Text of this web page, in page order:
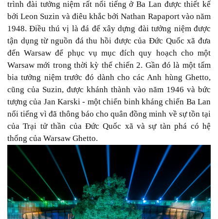
trình đài tưởng niệm rất nổi tiếng ở Ba Lan được thiết kế
bởi Leon Suzin và điêu khắc bởi Nathan Rapaport vào năm
1948. Điều thú vị là đá để xây dựng đài tưởng niệm được
tận dụng từ nguồn đá thu hồi được của Đức Quốc xã đưa
đến Warsaw để phục vụ mục đích quy hoạch cho một
Warsaw mới trong thời kỳ thế chiến 2. Gần đó là một tấm
bia tưởng niệm trước đó dành cho các Anh hùng Ghetto,
cũng của Suzin, được khánh thành vào năm 1946 và bức
tượng của Jan Karski - một chiến binh kháng chiến Ba Lan
nổi tiếng vì đã thông báo cho quân đồng minh về sự tồn tại
của Trại tử thần của Đức Quốc xã và sự tàn phá có hệ
thống của Warsaw Ghetto.